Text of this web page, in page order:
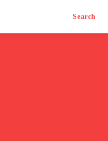
Search